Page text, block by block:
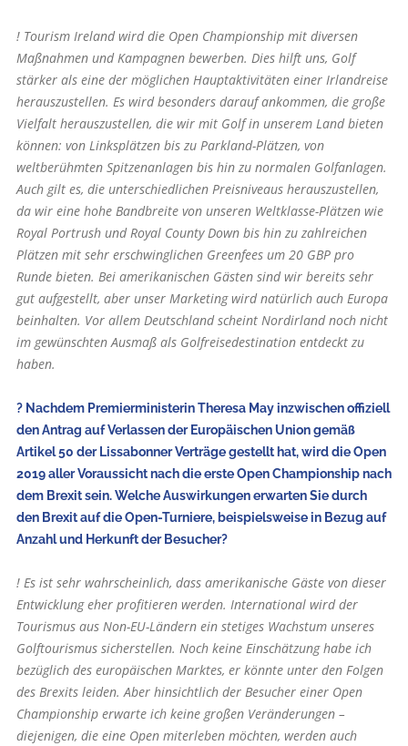
! Tourism Ireland wird die Open Championship mit diversen
Maßnahmen und Kampagnen bewerben. Dies hilft uns, Golf
stärker als eine der möglichen Hauptaktivitäten einer Irlandreise
herauszustellen. Es wird besonders darauf ankommen, die große
Vielfalt herauszustellen, die wir mit Golf in unserem Land bieten
können: von Linksplätzen bis zu Parkland-Plätzen, von
weltberühmten Spitzenanlagen bis hin zu normalen Golfanlagen.
Auch gilt es, die unterschiedlichen Preisniveaus herauszustellen,
da wir eine hohe Bandbreite von unseren Weltklasse-Plätzen wie
Royal Port­rush und Royal County Down bis hin zu zahlreichen
Plätzen mit sehr erschwinglichen Greenfees um 20 GBP pro
Runde bieten. Bei amerikanischen Gästen sind wir bereits sehr
gut aufgestellt, aber unser Marketing wird natürlich auch Europa
beinhalten. Vor allem Deutschland scheint Nordirland noch nicht
im gewünschten Ausmaß als Golfreisedestination entdeckt zu
haben.
? Nachdem Premierministerin Theresa May inzwischen offiziell
den Antrag auf Verlassen der Europäischen Union gemäß
Artikel 50 der Lissabonner Verträge gestellt hat, wird die Open
2019 aller Voraussicht nach die erste Open Championship nach
dem Brexit sein. Welche Auswirkungen erwarten Sie durch
den Brexit auf die Open-Turniere, beispielsweise in Bezug auf
Anzahl und Herkunft der Besucher?
! Es ist sehr wahrscheinlich, dass amerikanische Gäste von dieser
Entwicklung eher profitieren werden. International wird der
Tourismus aus Non-EU-Ländern ein stetiges Wachstum unseres
Golftourismus sicherstellen. Noch keine Einschätzung habe ich
bezüglich des europäischen Marktes, er könnte unter den Folgen
des Brexits leiden. Aber hinsichtlich der Besucher einer Open
Championship erwarte ich keine großen Veränderungen –
diejenigen, die eine Open miterleben möchten, werden auch